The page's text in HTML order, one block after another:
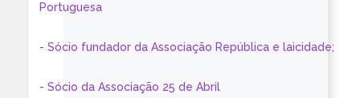
Portuguesa
- Sócio fundador da Associação República e laicidade;
- Sócio da Associação 25 de Abril